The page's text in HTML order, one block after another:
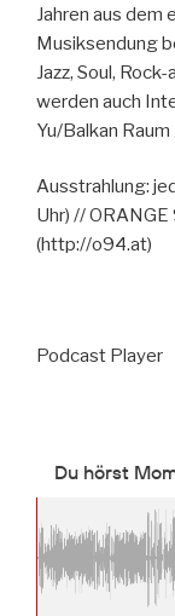
Jahren aus dem
Musiksendung
Jazz, Soul,
werden auch
Yu/Balkan
Ausstrahlung:
Uhr) //
(http://o94.at)
Podcast Player